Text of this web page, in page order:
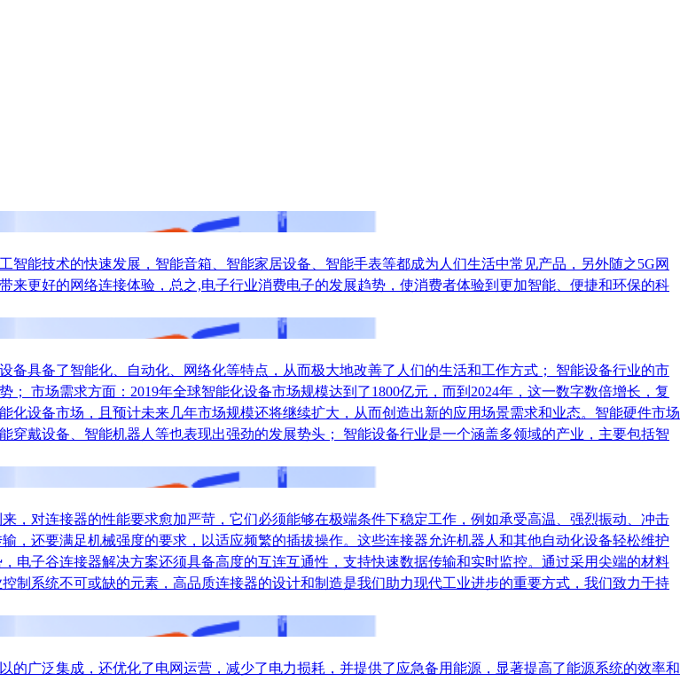
能技术的快速发展，智能音箱、智能家居设备、智能手表等都成为人们生活中常见产品，另外随之5G网
更好的网络连接体验，总之,电子行业消费电子的发展趋势，使消费者体验到更加智能、便捷和环保的科
具备了智能化、自动化、网络化等特点，从而极大地改善了人们的生活和工作方式； 智能设备行业的市
市场需求方面：2019年全球智能化设备市场规模达到了1800亿元，而到2024年，这一数字数倍增长，复
设备市场，且预计未来几年市场规模还将继续扩大，从而创造出新的应用场景需求和业态。智能硬件市场
戴设备、智能机器人等也表现出强劲的发展势头； 智能设备行业是一个涵盖多领域的产业，主要包括智
，对连接器的性能要求愈加严苛，它们必须能够在极端条件下稳定工作，例如承受高温、强烈振动、冲击
，还要满足机械强度的要求，以适应频繁的插拔操作。这些连接器允许机器人和其他自动化设备轻松维护
电子谷连接器解决方案还须具备高度的互连互通性，支持快速数据传输和实时监控。通过采用尖端的材料
制系统不可或缺的元素，高品质连接器的设计和制造是我们助力现代工业进步的重要方式，我们致力于持
广泛集成，还优化了电网运营，减少了电力损耗，并提供了应急备用能源，显著提高了能源系统的效率和